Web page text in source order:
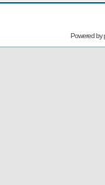
Powered by